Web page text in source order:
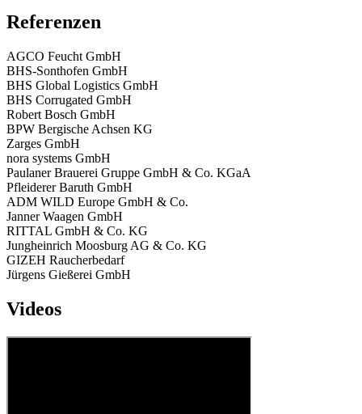
Referenzen
AGCO Feucht GmbH
BHS-Sonthofen GmbH
BHS Global Logistics GmbH
BHS Corrugated GmbH
Robert Bosch GmbH
BPW Bergische Achsen KG
Zarges GmbH
nora systems GmbH
Paulaner Brauerei Gruppe GmbH & Co. KGaA
Pfleiderer Baruth GmbH
ADM WILD Europe GmbH & Co.
Janner Waagen GmbH
RITTAL GmbH & Co. KG
Jungheinrich Moosburg AG & Co. KG
GIZEH Raucherbedarf
Jürgens Gießerei GmbH
Videos